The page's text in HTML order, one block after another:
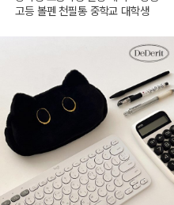
고등 볼펜 천필통 중학교 대학생